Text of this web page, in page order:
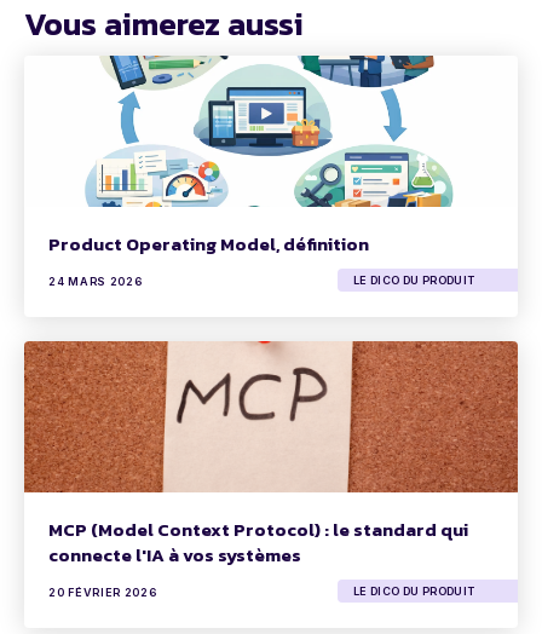
Vous aimerez aussi
Product Operating Model, définition
24 MARS 2026 LE DICO DU PRODUIT
MCP (Model Context Protocol) : le standard qui
connecte l'IA à vos systèmes
20 FÉVRIER 2026 LE DICO DU PRODUIT